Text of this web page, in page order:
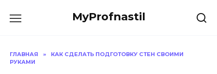
MyProfnastil
ГЛАВНАЯ »
КАК СДЕЛАТЬ ПОДГОТОВКУ СТЕН СВОИМИ
РУКАМИ